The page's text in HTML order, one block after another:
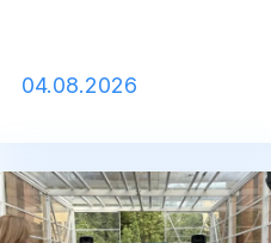
04.08.2026